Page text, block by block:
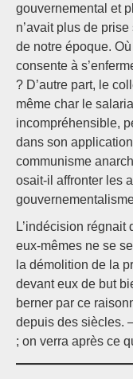
gouvernemental et
n’avait plus de
de notre époque.
consente à
? D’autre part, le
même char le
incompréhensible,
dans son
communisme
osait-il affronter les
L’indécision
eux-mêmes ne se
la démolition de la
devant eux de but
berner par ce
depuis des siècles.
; on verra après ce